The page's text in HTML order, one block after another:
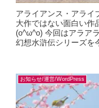
アライアンス・アライ
大作ではない面白い作
(o^ω^o) 今回はアラア
幻想水滸伝シリーズを
お知らせ/運営/WordPress